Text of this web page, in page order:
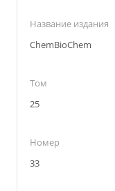
Название издания
ChemBioChem
Том
25
Номер
33